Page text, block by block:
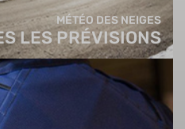
MÉTÉO DES NEIGES
LES PRÉVISIONS